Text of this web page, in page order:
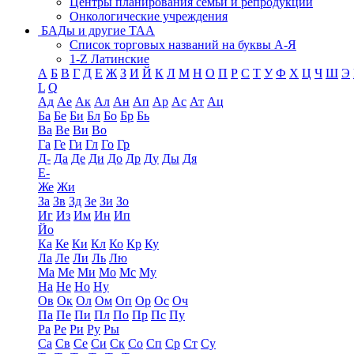
Онкологические учреждения
БАДы и другие ТАА
Список торговых названий на буквы А-Я
1-Z Латинские
А Б В Г Д Е Ж З И Й К Л М Н О П Р С Т У Ф Х Ц Ч Ш Э
L Q
Ад Ае Ак Ал Ан Ап Ар Ас Ат Ац
Ба Бе Би Бл Бо Бр Бь
Ва Ве Ви Во
Га Ге Ги Гл Го Гр
Д- Да Де Ди До Др Ду Ды Дя
Е-
Же Жи
За Зв Зд Зе Зи Зо
Иг Из Им Ин Ип
Йо
Ка Ке Ки Кл Ко Кр Ку
Ла Ле Ли Ль Лю
Ма Ме Ми Мо Мс Му
На Не Но Ну
Ов Ок Ол Ом Оп Ор Ос Оч
Па Пе Пи Пл По Пр Пс Пу
Ра Ре Ри Ру Ры
Са Св Се Си Ск Со Сп Ср Ст Су